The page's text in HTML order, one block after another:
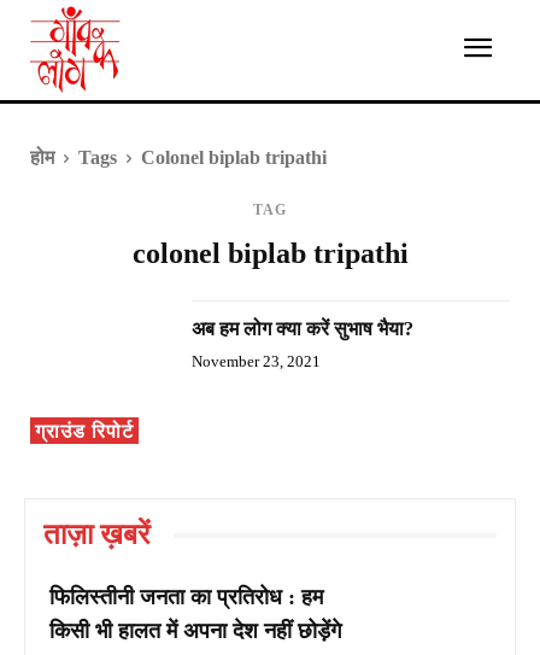
होम Tags Colonel biplab tripathi
TAG
colonel biplab tripathi
ग्राउंड रिपोर्ट
अब हम लोग क्या करें सुभाष भैया?
November 23, 2021
ताज़ा ख़बरें
फिलिस्तीनी जनता का प्रतिरोध : हम
किसी भी हालत में अपना देश नहीं छोड़ेंगे